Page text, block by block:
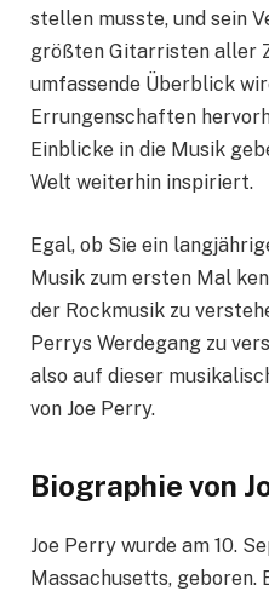
stellen musste, und sein
größten Gitarristen aller
umfassende Überblick
Errungenschaften
Einblicke in die Musik
Welt weiterhin inspiriert.
Egal, ob Sie ein
Musik zum ersten Mal
der Rockmusik zu
Perrys Werdegang zu
also auf dieser
von Joe Perry.
Biographie von
Joe Perry wurde am 10.
Massachusetts, geboren.